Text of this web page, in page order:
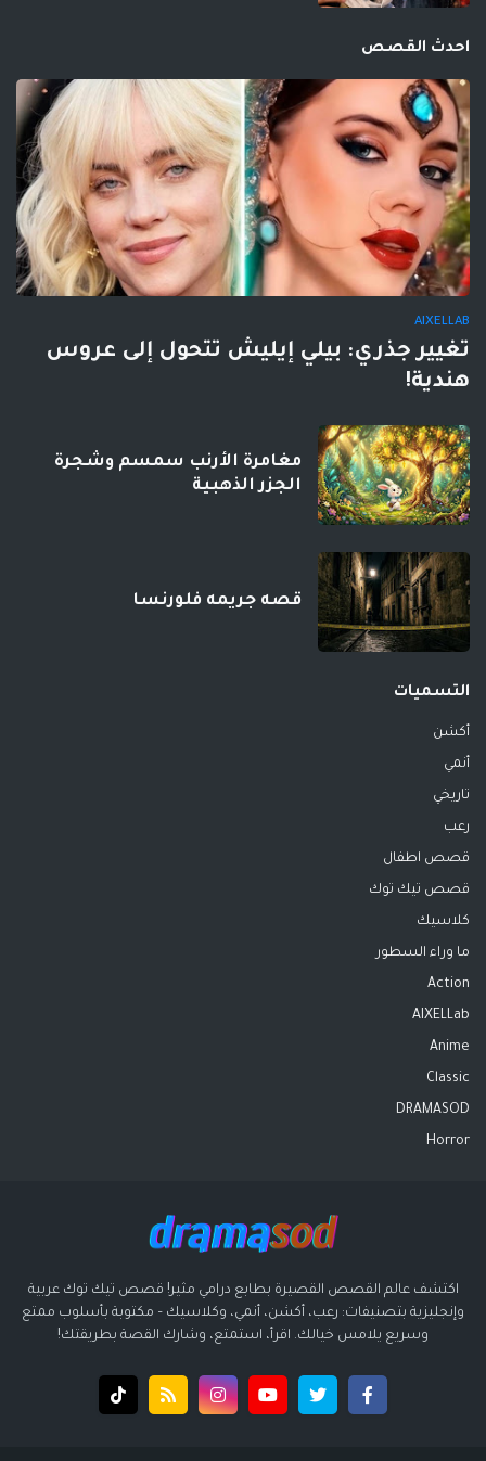
احدث القصص
AIXELLAB
تغيير جذري: بيلي إيليش تتحول إلى عروس
هندية!
مغامرة الأرنب سمسم وشجرة
الجزر الذهبية
قصه جريمه فلورنسا
التسميات
أكشن
أنمي
تاريخي
رعب
قصص اطفال
قصص تيك توك
كلاسيك
ما وراء السطور
Action
AIXELLab
Anime
Classic
DRAMASOD
Horror
اكتشف عالم القصص القصيرة بطابع درامي مثير! قصص تيك توك عربية
وإنجليزية بتصنيفات: رعب، أكشن، أنمي، وكلاسيك – مكتوبة بأسلوب ممتع
وسريع يلامس خيالك. اقرأ، استمتع، وشارك القصة بطريقتك!